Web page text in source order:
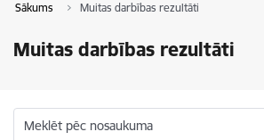
Sākums Muitas darbības rezultāti
Muitas darbības rezultāti
Meklēt pēc nosaukuma